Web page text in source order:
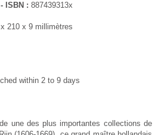
- ISBN : 887439313x
210 x 9 millimètres
within 2 to 9 days
une des plus importantes collections de